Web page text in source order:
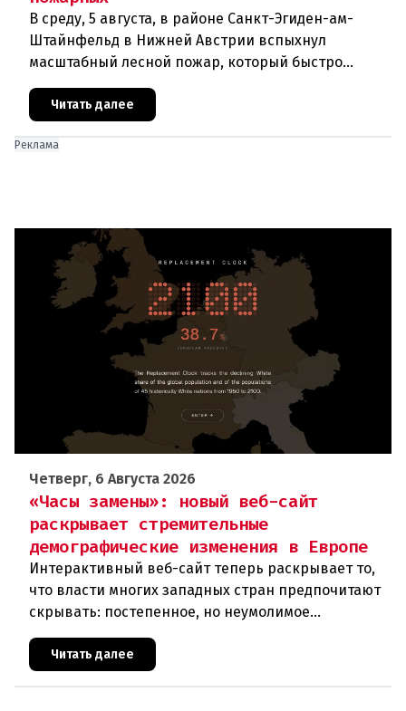
В среду, 5 августа, в районе Санкт-Эгиден-ам-
Штайнфельд в Нижней Австрии вспыхнул
масштабный лесной пожар, который быстро
В ходе тушения пострадали шесте
Читать далее
Реклама
Четверг, 6 Августа 2026
«Часы замены»: новый веб-сайт
раскрывает стремительные
демографические изменения в Европе
Интерактивный веб-сайт теперь раскрывает то,
что власти многих западных стран предпочитают
скрывать: постепенное, но неумолимое
сокращение численности населения
европейского происхождения. «Часы замен
Читать далее